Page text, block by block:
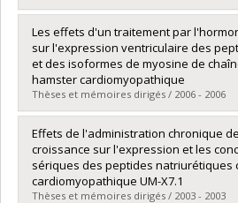
Diplômé(e) :Moussette, Sanny
Cycle :Maîtrise
Diplôme obtenu :M. Sc.
Lien vers le document dans Papyrus
Les effets d'un traitement par
sur l'expression ventriculaire des
et des isoformes de myosine de
hamster cardiomyopathique
Thèses et mémoires dirigés / 2006 - 2006
Diplômé(e) :Mulumba, Mukandila
Cycle :Maîtrise
Diplôme obtenu :M. Sc.
Lien vers le document dans Papyrus
Effets de l'administration chronique
croissance sur l'expression et les
sériques des peptides natriurétiques
cardiomyopathique UM-X7.1
Thèses et mémoires dirigés / 2003 - 2003